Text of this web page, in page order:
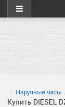
Наручные часы
Купить DIESEL